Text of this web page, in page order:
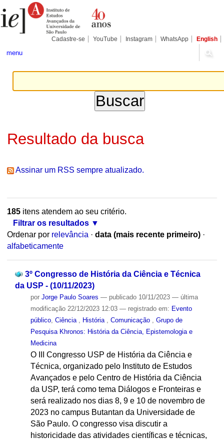
para
conteúdo.
Pessoais
Cadastre-se YouTube Instagram WhatsApp English
menu
Resultado da busca
Assinar um RSS sempre atualizado.
185itens atendem ao seu critério.
Filtrar os resultados
Ordenar por relevância · data (mais recente primeiro) ·
alfabeticamente
3º Congresso de História da Ciência e Técnica
da USP - (10/11/2023)
por Jorge Paulo Soares — publicado10/11/2023 — última
modificação22/12/2023 12:03 — registrado em: Evento
público, Ciência História Comunicação
Grupo de
Pesquisa Khronos: História da Ciência, Epistemologia e
Medicina
O III Congresso USP de História da Ciência e
Técnica, organizado pelo Instituto de Estudos
Avançados e pelo Centro de História da Ciência
da USP, terá como tema Diálogos e Fronteiras e
será realizado nos dias 8, 9 e 10 de novembro de
2023 no campus Butantan da Universidade de
São Paulo. O congresso visa discutir a
historicidade das atividades científicas e técnicas,